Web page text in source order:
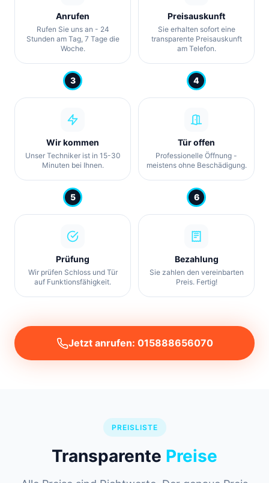
Anrufen
Rufen Sie uns an - 24
Stunden am Tag, 7 Tage die
Woche.
Preisauskunft
Sie erhalten sofort eine
transparente Preisauskunft
am Telefon.
3
Wir kommen
Unser Techniker ist in 15-30
Minuten bei Ihnen.
4
Tür offen
Professionelle Öffnung -
meistens ohne Beschädigung.
5
Prüfung
Wir prüfen Schloss und Tür
auf Funktionsfähigkeit.
6
Bezahlung
Sie zahlen den vereinbarten
Preis. Fertig!
Jetzt anrufen: 015888656070
PREISLISTE
Transparente Preise